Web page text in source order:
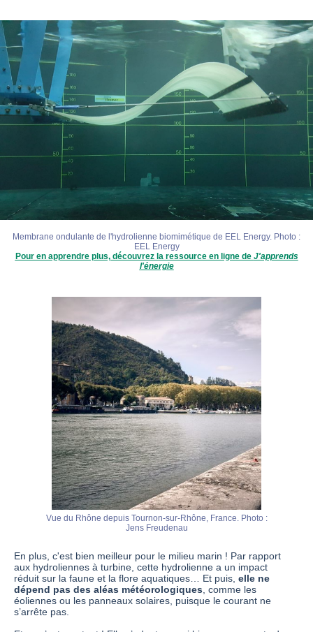
Membrane ondulante de l'hydrolienne biomimétique de EEL Energy. Photo :
EEL Energy
Pour en apprendre plus, découvrez la ressource en ligne de J'apprends
l'énergie
Vue du Rhône depuis Tournon-sur-Rhône, France. Photo :
Jens Freudenau
En plus, c'est bien meilleur pour le milieu marin ! Par rapport
aux hydroliennes à turbine, cette hydrolienne a un impact
réduit sur la faune et la flore aquatiques… Et puis, elle ne
dépend pas des aléas météorologiques , comme les
éoliennes ou les panneaux solaires, puisque le courant ne
s’arrête pas.